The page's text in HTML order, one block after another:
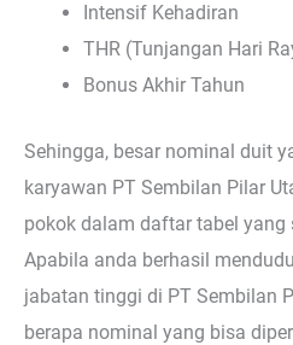
Intensif Kehadiran
THR (Tunjangan Hari
Bonus Akhir Tahun
Sehingga, besar nominal duit
karyawan PT Sembilan Pilar
pokok dalam daftar tabel
Apabila anda berhasil
jabatan tinggi di PT Sembilan
berapa nominal yang bisa